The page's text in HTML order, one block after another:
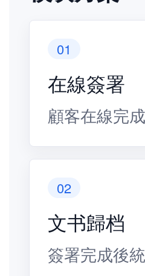
01
在線簽署
顧客在線完
02
文书歸档
簽署完成後